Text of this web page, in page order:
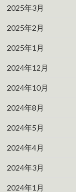
2025年3月
2025年2月
2025年1月
2024年12月
2024年10月
2024年8月
2024年5月
2024年4月
2024年3月
2024年1月